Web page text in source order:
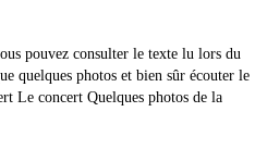
pouvez consulter le texte lu lors du
quelques photos et bien sûr écouter le
Le concert Quelques photos de la